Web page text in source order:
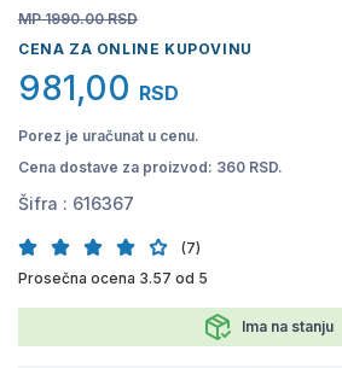
MP 1990.00 RSD
CENA ZA ONLINE KUPOVINU
981,00 RSD
Porez je uračunat u cenu.
Cena dostave za proizvod: 360 RSD.
Šifra : 616367
(7)
Prosečna ocena 3.57 od 5
Ima na stanju